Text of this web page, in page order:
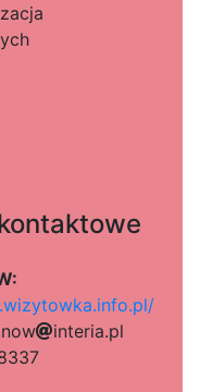
nowc i9
nter70
ia.pl